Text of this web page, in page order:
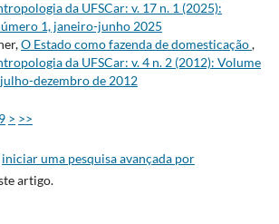
da UFSCar: v. 17 n. 1 (2025):
1, janeiro-junho 2025
O Estado como fazenda de domesticação,
da UFSCar: v. 4 n. 2 (2012): Volume
dezembro de 2012
9 > >>
iniciar uma pesquisa avançada por
artigo.